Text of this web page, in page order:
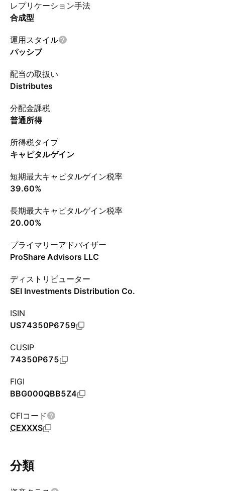
レプリケーション手法
合成型
運用スタイル
パッシブ
配当の取扱い
Distributes
分配金課税
普通所得
所得税タイプ
キャピタルゲイン
短期最大キャピタルゲイン税率
39.60%
長期最大キャピタルゲイン税率
20.00%
プライマリーアドバイザー
ProShare Advisors LLC
ディストリビューター
SEI Investments Distribution Co.
ISIN
US74350P6759
CUSIP
74350P675
FIGI
BBG000QBB5Z4
CFIコード
CEXXXS
分類